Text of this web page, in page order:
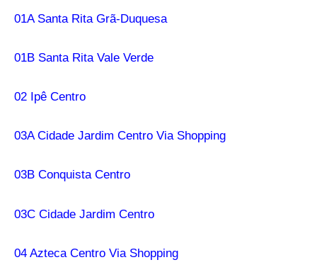
01A Santa Rita Grã-Duquesa
01B Santa Rita Vale Verde
02 Ipê Centro
03A Cidade Jardim Centro Via Shopping
03B Conquista Centro
03C Cidade Jardim Centro
04 Azteca Centro Via Shopping